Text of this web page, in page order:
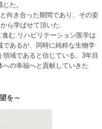
た。
向き合った期間であり、その姿
ら学ばせて頂いた.
む.リハビリテーション医学は
あるが、同時に純粋な生物学
域であると信じている。3年目
の幸福へと貢献していきた
を～